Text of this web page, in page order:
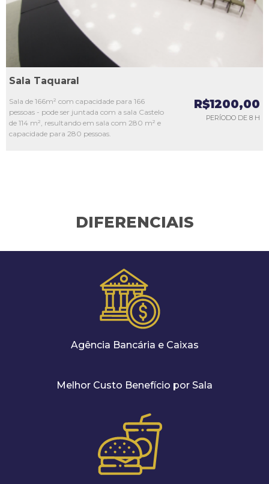
Sala Taquaral
Sala de 166m² com capacidade para 166
pessoas - pode ser juntada com a sala Castelo
de 114 m², resultando em sala com 280 m² e
capacidade para 280 pessoas.
R$1200,00
PERÍODO DE 8 H
DIFERENCIAIS
Agência Bancária e Caixas
Melhor Custo Benefício por Sala